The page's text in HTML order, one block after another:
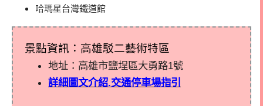
哈瑪星台灣鐵道館
景點資訊：高雄駁二藝術特區
地址：高雄市鹽埕區大勇路1號
詳細圖文介紹.交通停車場指引